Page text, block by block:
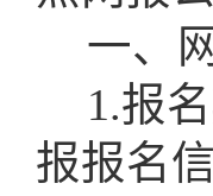
一、
1.报
报报名